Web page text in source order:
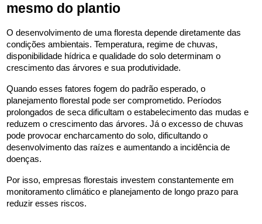
mesmo do plantio
O desenvolvimento de uma floresta depende diretamente das
condições ambientais. Temperatura, regime de chuvas,
disponibilidade hídrica e qualidade do solo determinam o
crescimento das árvores e sua produtividade.
Quando esses fatores fogem do padrão esperado, o
planejamento florestal pode ser comprometido. Períodos
prolongados de seca dificultam o estabelecimento das mudas e
reduzem o crescimento das árvores. Já o excesso de chuvas
pode provocar encharcamento do solo, dificultando o
desenvolvimento das raízes e aumentando a incidência de
doenças.
Por isso, empresas florestais investem constantemente em
monitoramento climático e planejamento de longo prazo para
reduzir esses riscos.